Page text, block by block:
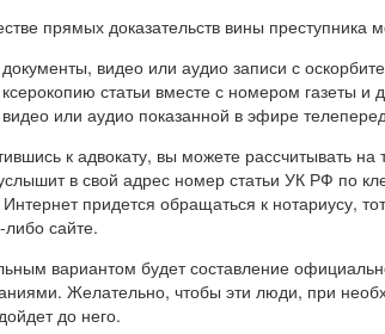
прямых доказательств вины преступника
документы, видео или аудио записи с
ксерокопию статьи вместе с номером газеты и
видео или аудио показанной в эфире
к адвокату, вы можете рассчитывать
в свой адрес номер статьи УК РФ по
Интернет придется обращаться к нотариусу,
либо сайте.
вариантом будет составление
Желательно, чтобы эти люди, при
до него.